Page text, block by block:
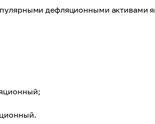
дефляционными активами